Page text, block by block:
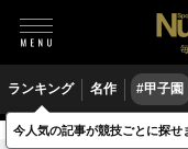
ランキング 名作 #甲子園
野球 プロ野球
今人気の記事が競技ごとに探せ